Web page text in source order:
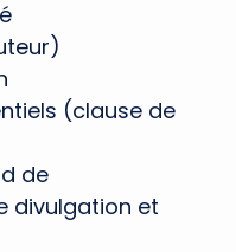
(clause de
de
divulgation et